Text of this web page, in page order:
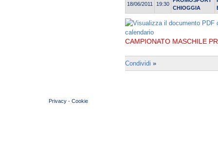
18/06/2011 19:30
CHIOGGIA
CAMPIONATO MASCHILE
Condividi »
Privacy - Cookie